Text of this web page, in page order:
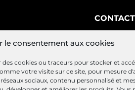
le consentement aux cookies
cookies ou traceurs pour stocker et
votre visite sur ce site, pour mesure
sociaux, contenu personnalisé et
CONTACT
AtelierD
88200
03 29 22 34